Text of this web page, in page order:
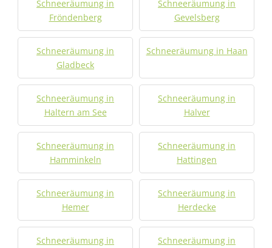
Schneeräumung in
Fröndenberg
Schneeräumung in
Gevelsberg
Schneeräumung in
Gladbeck
Schneeräumung in Haan
Schneeräumung in
Haltern am See
Schneeräumung in
Halver
Schneeräumung in
Hamminkeln
Schneeräumung in
Hattingen
Schneeräumung in
Hemer
Schneeräumung in
Herdecke
Schneeräumung in
Schneeräumung in